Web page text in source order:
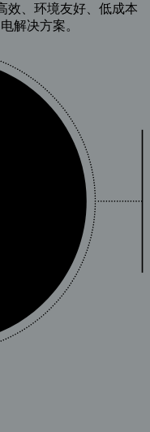
效、环境友好、低成本
解决方案。